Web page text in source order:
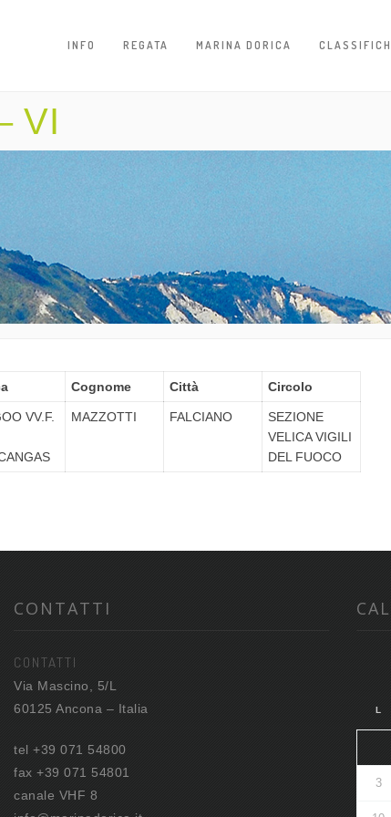
INFO REGATA MARINA DORICA
VI
Cognome Città Circolo
VV.F.
MAZZOTTI FALCIANO
SEZIONE
VELICA VIGILI
DEL FUOCO
CONTATTI
CONTATTI
Via Mascino, 5/L
60125 Ancona – Italia
tel +39 071 54800
fax +39 071 54801
canale VHF 8
L
3